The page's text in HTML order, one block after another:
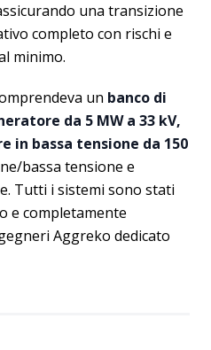
una transizione
completo con rischi e
minimo.
un banco di
da 5 MW a 33 kV,
in bassa tensione da 150
bassa tensione e
Tutti i sistemi sono stati
e completamente
Aggreko dedicato